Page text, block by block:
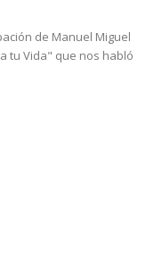
de Manuel Miguel
tu Vida" que nos habló